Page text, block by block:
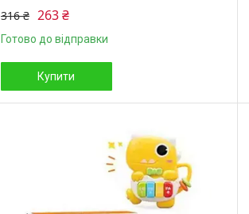
316 ₴ 263 ₴
Готово до відправки
Купити